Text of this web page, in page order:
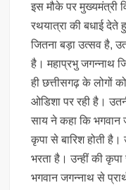
इस मौके पर मुख्यमंत्री
रथयात्रा की बधाई देते
जितना बड़ा उत्सव है,
है। महाप्रभु जगन्नाथ
ही छत्तीसगढ़ के लोगों
ओडिशा पर रही है।
साय ने कहा कि भगवान
कृपा से बारिश होती है।
भरता है। उन्हीं की
भगवान जगन्नाथ से